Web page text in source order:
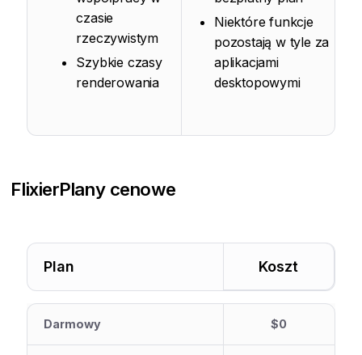
czasie
rzeczywistym
Szybkie czasy
renderowania
Niektóre funkcje
pozostają w tyle za
aplikacjami
desktopowymi
FlixierPlany cenowe
Plan Koszt
Darmowy $0